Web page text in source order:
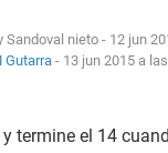
Sandoval nieto - 12 jun
Gutarra- 13 jun 2015 a
y termine el 14